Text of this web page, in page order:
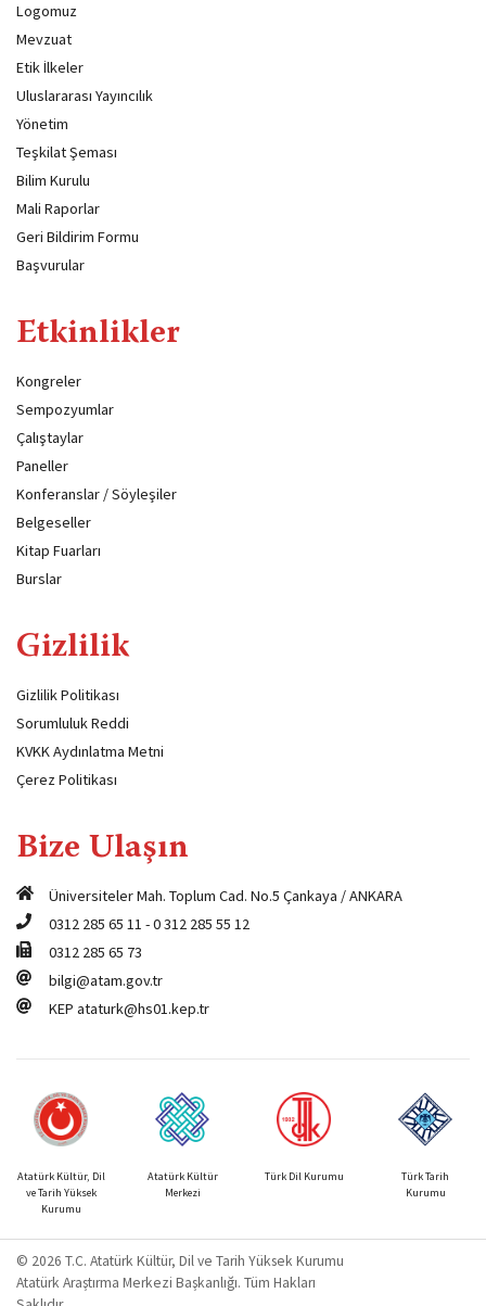
Logomuz
Mevzuat
Etik İlkeler
Uluslararası Yayıncılık
Yönetim
Teşkilat Şeması
Bilim Kurulu
Mali Raporlar
Geri Bildirim Formu
Başvurular
Etkinlikler
Kongreler
Sempozyumlar
Çalıştaylar
Paneller
Konferanslar / Söyleşiler
Belgeseller
Kitap Fuarları
Burslar
Gizlilik
Gizlilik Politikası
Sorumluluk Reddi
KVKK Aydınlatma Metni
Çerez Politikası
Bize Ulaşın
Üniversiteler Mah. Toplum Cad. No.5 Çankaya / ANKARA
0312 285 65 11 -0 312 285 55 12
0312 285 65 73
bilgi@atam.gov.tr
KEP ataturk@hs01.kep.tr
Atatürk Kültür, Dil
ve Tarih Yüksek
Kurumu
Atatürk Kültür
Merkezi
Türk Dil Kurumu
Türk Tarih
Kurumu
© 2026 T.C. Atatürk Kültür, Dil ve Tarih Yüksek Kurumu
Atatürk Araştırma Merkezi Başkanlığı. Tüm Hakları